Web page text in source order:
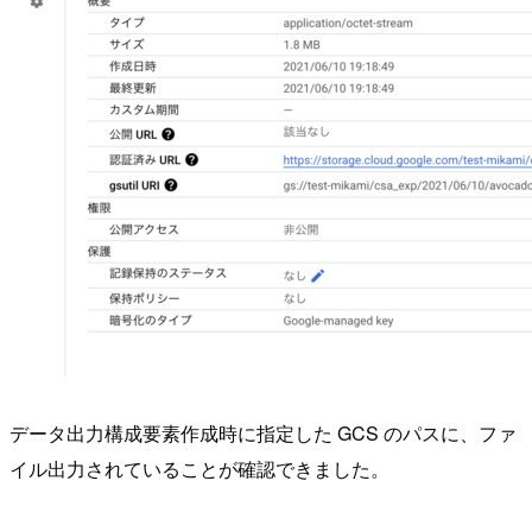
データ出力構成要素作成時に指定した GCS のパスに、ファ
イル出力されていることが確認できました。